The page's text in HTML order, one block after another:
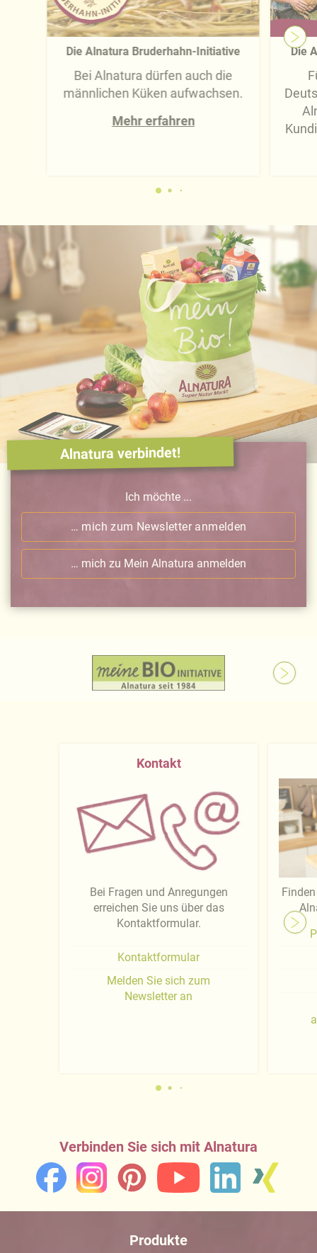
Die Alnatura Bruderhahn-Initiative
Bei Alnatura dürfen auch die
männlichen Küken aufwachsen.
Mehr erfahren
Die
Alnatura verbindet!
Ich möchte ...
… mich zum Newsletter anmelden
… mich zu Mein Alnatura anmelden
Kontakt
Bei Fragen und Anregungen
erreichen Sie uns über das
Kontaktformular.
Kontaktformular
Melden Sie sich zum
Newsletter an
Verbinden Sie sich mit Alnatura
Produkte